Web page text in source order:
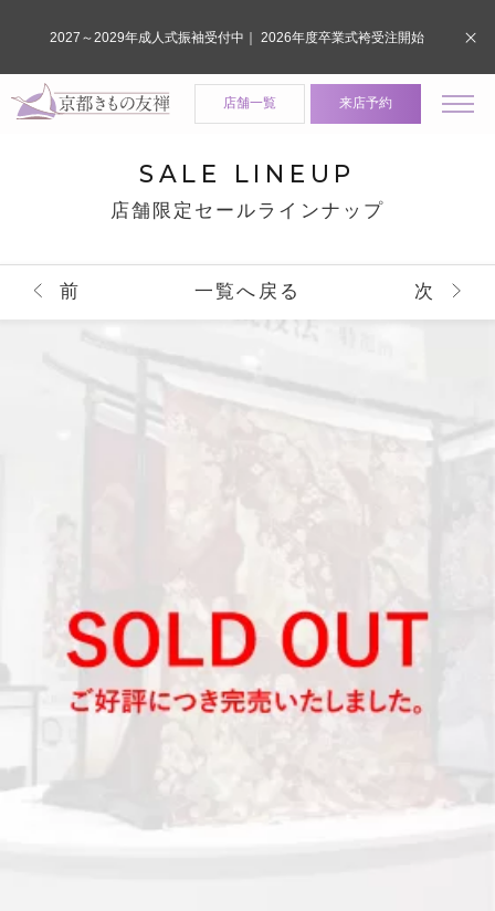
店舗一覧 来店予約
SALE LINEUP
店舗限定セールラインナップ
前 一覧へ戻る 次
2027～2029年成人式振袖受付中｜ 2026年度卒業式袴受注開始